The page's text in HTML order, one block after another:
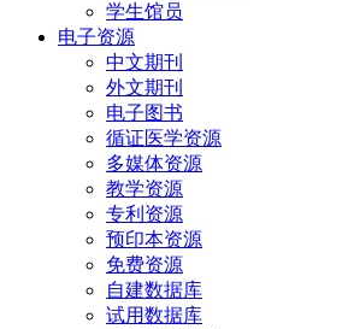
学生馆员
电子资源
中文期刊
外文期刊
电子图书
循证医学资源
多媒体资源
教学资源
专利资源
预印本资源
免费资源
自建数据库
试用数据库